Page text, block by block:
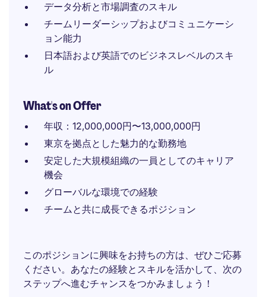
データ分析と市場調査のスキル
チームリーダーシップおよびコミュニケーシ
ョン能力
日本語および英語でのビジネスレベルのスキ
ル
What's on Offer
年収：12,000,000円〜13,000,000円
東京を拠点とした魅力的な勤務地
安定した大規模組織の一員としてのキャリア
機会
グローバルな環境での経験
チームと共に成長できるポジション
このポジションに興味をお持ちの方は、ぜひご応募
ください。あなたの経験とスキルを活かして、次の
ステップへ進むチャンスをつかみましょう！